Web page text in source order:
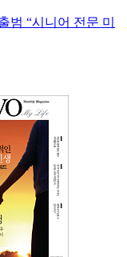
범 “시니어 전문 미